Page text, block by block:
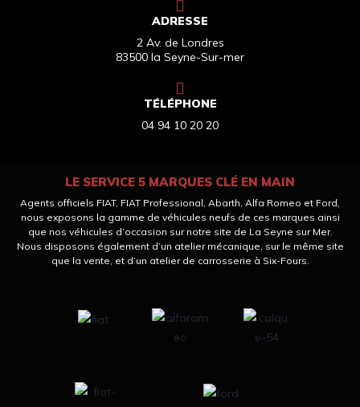
ADRESSE
2 Av. de Londres
83500 la Seyne-Sur-mer
TÉLÉPHONE
04 94 10 20 20
LE SERVICE 5 MARQUES CLÉ EN MAIN
Agents officiels FIAT, FIAT Professional, Abarth, Alfa Romeo et Ford,
nous exposons la gamme de véhicules neufs de ces marques ainsi
que nos véhicules d’occasion sur notre site de La Seyne sur Mer.
Nous disposons également d’un atelier mécanique, sur le même site
que la vente, et d’un atelier de carrosserie à Six-Fours.